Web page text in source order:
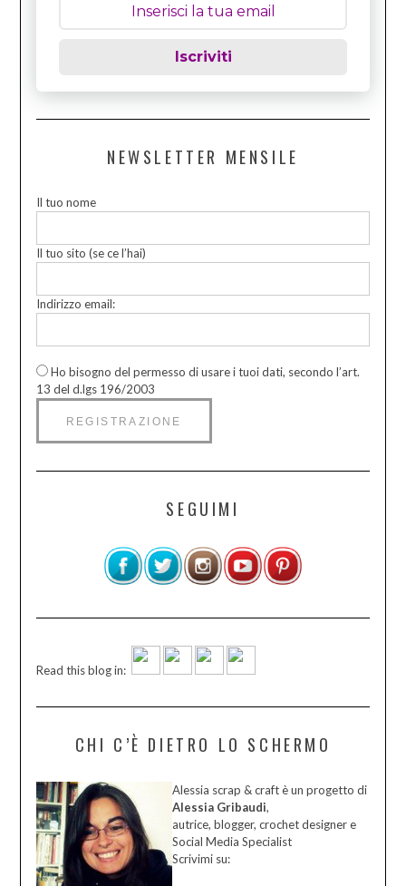
Iscriviti
NEWSLETTER MENSILE
Il tuo nome
Il tuo sito (se ce l’hai)
Indirizzo email:
Ho bisogno del permesso di usare i tuoi dati, secondo l’art.
13 del d.lgs 196/2003
SEGUIMI
Read this blog in:
CHI C’È DIETRO LO SCHERMO
Alessia scrap & craft è un progetto di
Alessia Gribaudi,
autrice, blogger, crochet designer e
Social Media Specialist
Scrivimi su: